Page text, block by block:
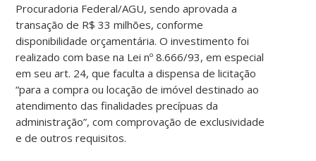
Procuradoria Federal/AGU, sendo aprovada a
transação de R$ 33 milhões, conforme
disponibilidade orçamentária. O investimento foi
realizado com base na Lei nº 8.666/93, em especial
em seu art. 24, que faculta a dispensa de licitação
“para a compra ou locação de imóvel destinado ao
atendimento das finalidades precípuas da
administração”, com comprovação de exclusividade
e de outros requisitos.